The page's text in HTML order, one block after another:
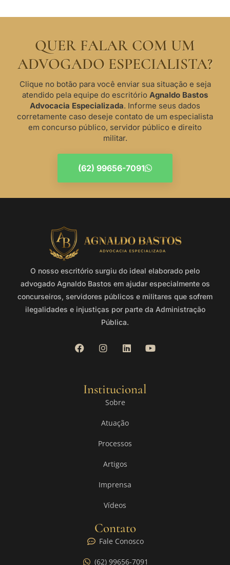
QUER FALAR COM UM
ADVOGADO ESPECIALISTA?
Clique no botão para você enviar sua situação e seja
atendido pela equipe do escritório Agnaldo Bastos
Advocacia Especializada. Informe seus dados
corretamente caso deseje contato de um especialista
em concurso público, servidor público e direito
militar.
(62) 99656-7091
O nosso escritório surgiu do ideal elaborado pelo
advogado Agnaldo Bastos em ajudar especialmente os
concurseiros, servidores públicos e militares que sofrem
ilegalidades e injustiças por parte da Administração
Pública.
Institucional
Sobre
Atuação
Processos
Artigos
Imprensa
Vídeos
Contato
Fale Conosco
(62) 99656-7091